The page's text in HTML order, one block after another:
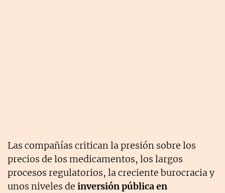
Las compañías critican la presión sobre los
precios de los medicamentos, los largos
procesos regulatorios, la creciente burocracia y
unos niveles de inversión pública en